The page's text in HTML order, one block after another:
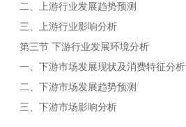
二、上游行业发展趋势预测
三、上游行业影响分析
第三节 下游行业发展环境分析
一、下游市场发展现状及消费特征分析
二、下游市场发展趋势预测
三、下游市场影响分析